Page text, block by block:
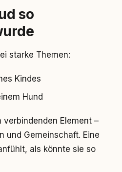
so
starke Themen:
Kindes
Hund
verbindenden Element –
und Gemeinschaft. Eine
als könnte sie so